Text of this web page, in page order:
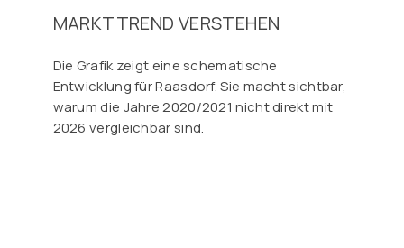
MARKTTREND VERSTEHEN
Die Grafik zeigt eine schematische
Entwicklung für Raasdorf. Sie macht sichtbar,
warum die Jahre 2020/2021 nicht direkt mit
2026 vergleichbar sind.